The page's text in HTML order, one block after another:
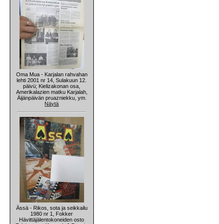
Oma Mua - Karjalan rahvahan
lehti 2001 nr 14, Sulakuun 12.
päivü; Kielizakonan osa,
Amerikalazien matku Karjalah,
Äijänpäivän pruazniekku, ym.
Näytä
Ässä - Rikos, sota ja seikkailu
1980 nr 1, Fokker
Hävittäjälentokoneiden osto